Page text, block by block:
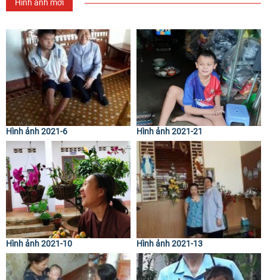
Hình ảnh mới
Hình ảnh 2021-6 Hình ảnh 2021-21
Hình ảnh 2021-10 Hình ảnh 2021-13